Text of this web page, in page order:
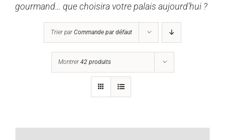
gourmand… que choisira votre palais aujourd’hui ?
Trier parCommande par défaut
Montrer42 produits